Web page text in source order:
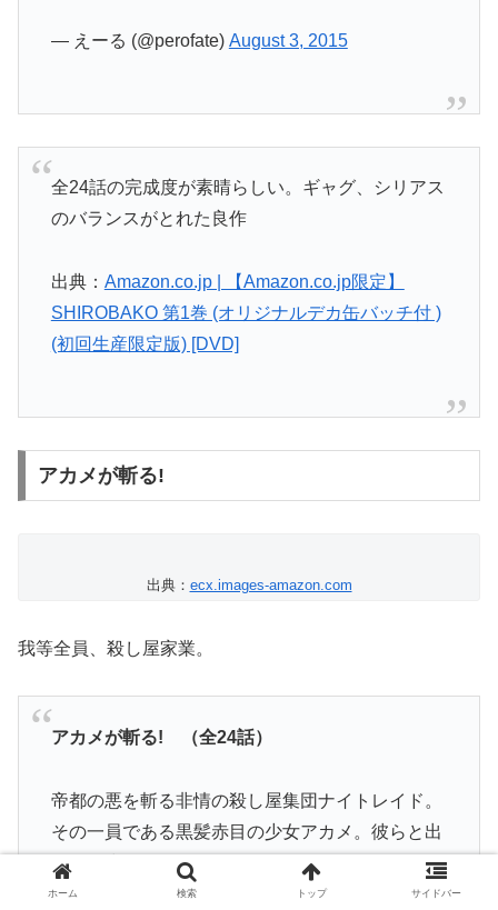
— えーる (@perofate) August 3, 2015
全24話の完成度が素晴らしい。ギャグ、シリアス
のバランスがとれた良作
出典： Amazon.co.jp | 【Amazon.co.jp限定】
SHIROBAKO 第1巻 (オリジナルデカ缶バッチ付 )
(初回生産限定版) [DVD]
アカメが斬る!
出典： ecx.images-amazon.com
我等全員、殺し屋家業。
アカメが斬る! （全24話）
帝都の悪を斬る非情の殺し屋集団ナイトレイド。
その一員である黒髪赤目の少女アカメ。彼らと出
会った少年タツミは、ナイトレイドの一員とし
て、帝都の悪に立ち向かうことを決意する……。
ホーム 検索 トップ サイドバー